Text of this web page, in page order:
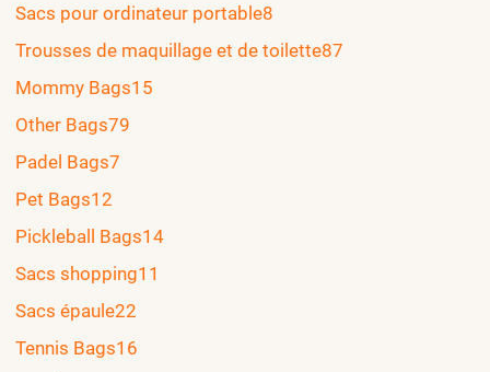
Sacs pour ordinateur portable8
Trousses de maquillage et de toilette87
Mommy Bags15
Other Bags79
Padel Bags7
Pet Bags12
Pickleball Bags14
Sacs shopping11
Sacs épaule22
Tennis Bags16